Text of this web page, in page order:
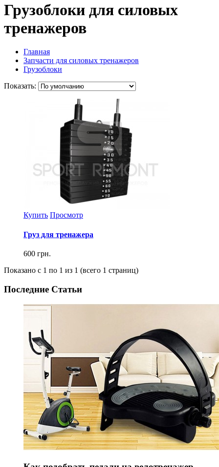
Грузоблоки для силовых
тренажеров
Главная
Запчасти для силовых тренажеров
Грузоблоки
Показать:
Купить Просмотр
Груз для тренажера
600 грн.
Показано с 1 по 1 из 1 (всего 1 страниц)
Последние Статьи